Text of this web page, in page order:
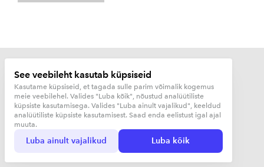
Kujunduskuurort OÜ
See veebileht kasutab küpsiseid
Kasutame küpsiseid, et tagada sulle parim võimalik kogemus
meie veebilehel. Valides "Luba kõik", nõustud analüütiliste
küpsiste kasutamisega. Valides "Luba ainult vajalikud", keeldud
analüütiliste küpsiste kasutamisest. Saad enda eelistust igal ajal
muuta.
Luba ainult vajalikud Luba kõik